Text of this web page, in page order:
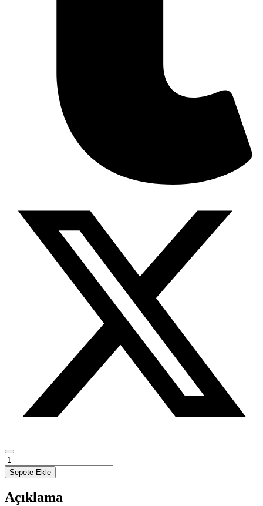
E-
TİCARET
KAVRAMLAR
GELİŞİM
VE
Sepete Ekle
Açıklama